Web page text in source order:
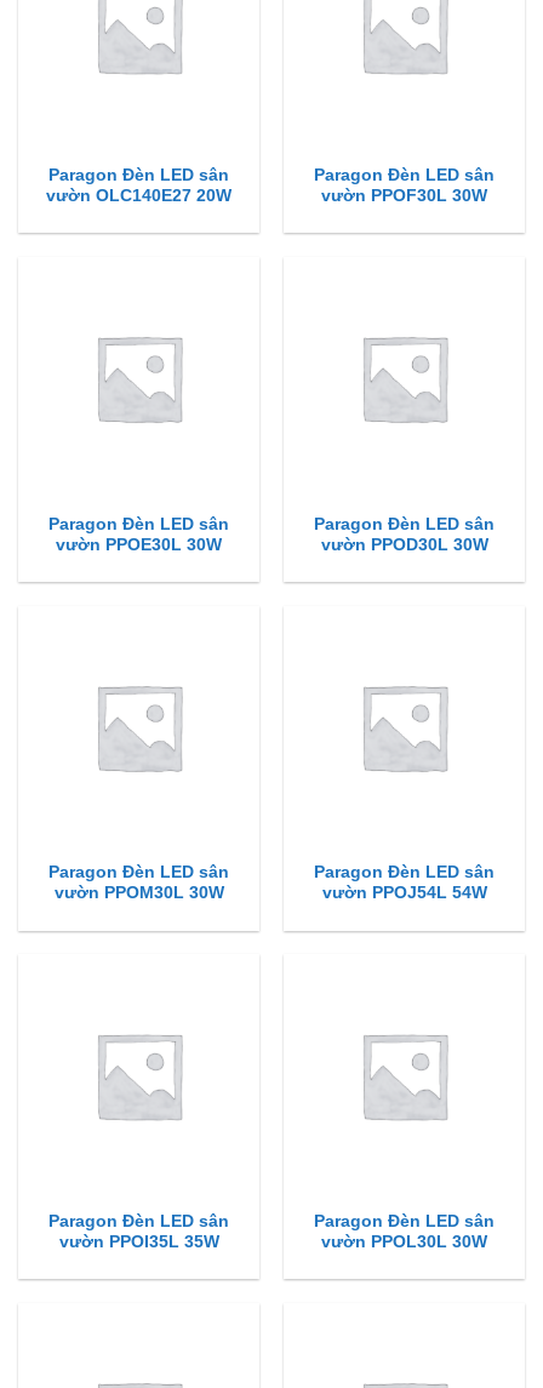
Paragon Đèn LED sân
vườn OLC140E27 20W
Paragon Đèn LED sân
vườn PPOF30L 30W
Paragon Đèn LED sân
vườn PPOE30L 30W
Paragon Đèn LED sân
vườn PPOD30L 30W
Paragon Đèn LED sân
vườn PPOM30L 30W
Paragon Đèn LED sân
vườn PPOJ54L 54W
Paragon Đèn LED sân
vườn PPOI35L 35W
Paragon Đèn LED sân
vườn PPOL30L 30W